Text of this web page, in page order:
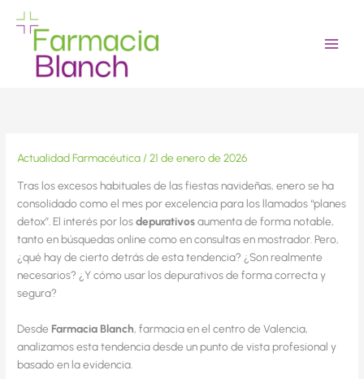
contenido
Actualidad Farmacéutica /21 de enero de 2026
Tras los excesos habituales de las fiestas navideñas, enero se ha
consolidado como el mes por excelencia para los llamados “planes
detox”. El interés por losdepurativosaumenta de forma notable,
tanto en búsquedas online como en consultas en mostrador. Pero,
¿qué hay de cierto detrás de esta tendencia? ¿Son realmente
necesarios? ¿Y cómo usar los depurativos de forma correcta y
segura?
Desde Farmacia Blanch, farmacia en el centro de Valencia,
analizamos esta tendencia desde un punto de vista profesional y
basado en la evidencia.